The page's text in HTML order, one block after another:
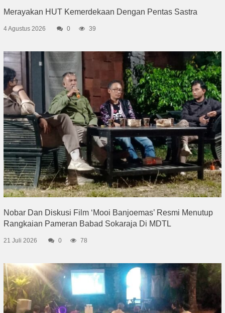
Merayakan HUT Kemerdekaan Dengan Pentas Sastra
4 Agustus 2026 0 39
Nobar Dan Diskusi Film ‘Mooi Banjoemas’ Resmi Menutup
Rangkaian Pameran Babad Sokaraja Di MDTL
21 Juli 2026 0 78